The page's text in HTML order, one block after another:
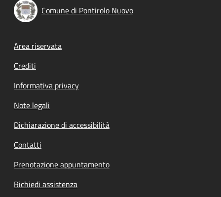
Comune di Pontirolo Nuovo
Footer menu
Area riservata
Crediti
Informativa privacy
Note legali
Dichiarazione di accessibilità
Contatti
Prenotazione appuntamento
Richiedi assistenza